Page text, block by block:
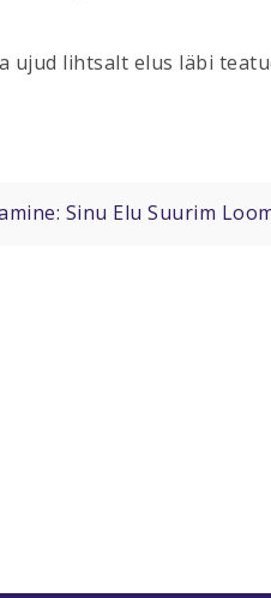
ujud lihtsalt elus läbi
Sinu Elu Suurim